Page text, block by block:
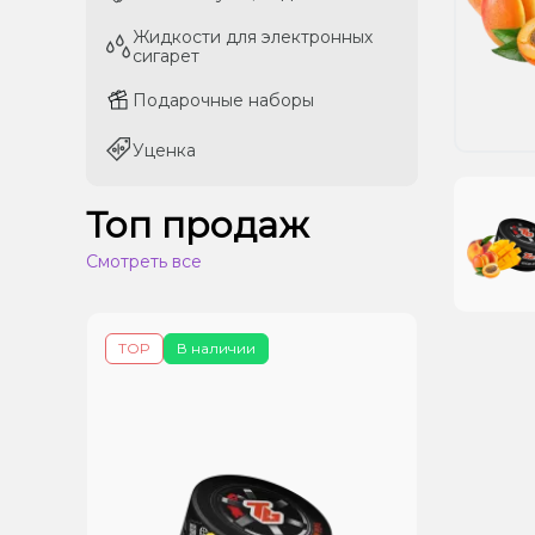
Жидкости для электронных
сигарет
Подарочные наборы
Уценка
Жидкости для электронных
сигарет
Подарочные наборы
Уценка
Топ продаж
Смотреть все
В наличии
TOP